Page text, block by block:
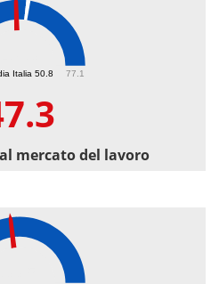
Italia 50.8 77.1
mercato del lavoro